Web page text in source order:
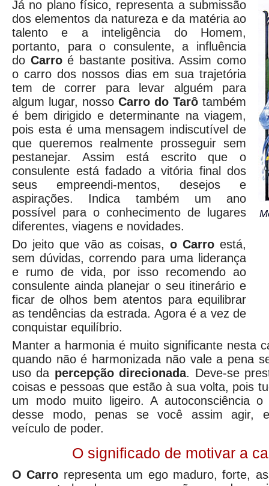
Já no plano físico, representa a submissão
dos elementos da natureza e da matéria ao
talento e a inteligência do Homem,
portanto, para o consulente, a influência
do Carroé bastante positiva. Assim como
o carro dos nossos dias em sua trajetória
tem de correr para levar alguém para
algum lugar, nosso Carro do Tarô também
é bem dirigido e determinante na viagem,
pois esta é uma mensagem indiscutível de
que queremos realmente prosseguir sem
pestanejar. Assim está escrito que o
consulente está fadado a vitória final dos
seus empreendi-mentos, desejos e
aspirações. Indica também um ano
possível para o conhecimento de lugares
diferentes, viagens e novidades.
Do jeito que vão as coisas, o Carro está,
sem dúvidas, correndo para uma liderança
e rumo de vida, por isso recomendo ao
consulente ainda planejar o seu itinerário e
ficar de olhos bem atentos para equilibrar
as tendências da estrada. Agora é a vez de
conquistar equilíbrio.
Manter a harmonia é muito significante nesta
quando não é harmonizada não vale a pena
uso da percepção direcionada. Deve-se
coisas e pessoas que estão à sua volta, pois
um modo muito ligeiro. A autoconsciência
desse modo, penas se você assim agir,
veículo de poder.
O significado de motivar a
O Carro representa um ego maduro, forte,